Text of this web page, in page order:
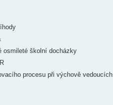
osmileté školní docházky
procesu při výchově vedoucích